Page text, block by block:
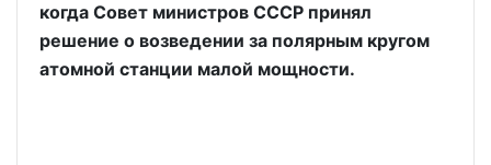
когда Совет министров СССР принял
решение о возведении за полярным кругом
атомной станции малой мощности.